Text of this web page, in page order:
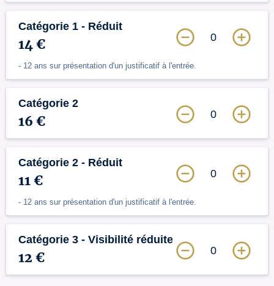
Catégorie 1 - Réduit
14 €
- 12 ans sur présentation d'un justificatif à l'entrée.
0
Catégorie 2
16 € 0
Catégorie 2 - Réduit
11 €
- 12 ans sur présentation d'un justificatif à l'entrée.
0
Catégorie 3 - Visibilité réduite
12 € 0